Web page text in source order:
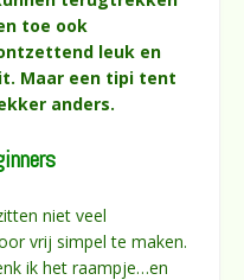
toe ook
leuk en
Maar een tipi tent
anders.
niet veel
vrij simpel te maken.
ik het raampje…en